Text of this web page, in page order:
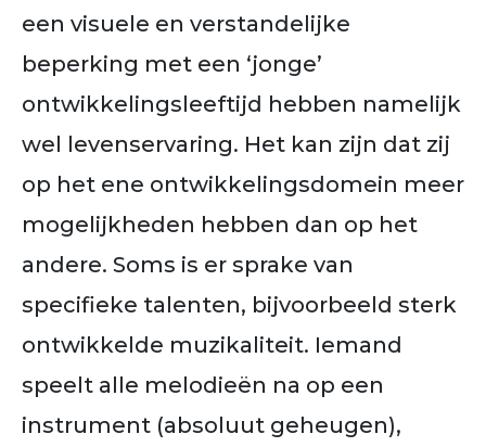
een visuele en verstandelijke
beperking met een ‘jonge’
ontwikkelingsleeftijd hebben namelijk
wel levenservaring. Het kan zijn dat zij
op het ene ontwikkelingsdomein meer
mogelijkheden hebben dan op het
andere. Soms is er sprake van
specifieke talenten, bijvoorbeeld sterk
ontwikkelde muzikaliteit. Iemand
speelt alle melodieën na op een
instrument (absoluut geheugen),